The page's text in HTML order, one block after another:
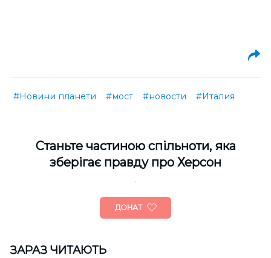
#Новини планети #мост #новости #Италия
Cтаньте частиною спільноти, яка
зберігає правду про Херсон
ДОНАТ
ЗАРАЗ ЧИТАЮТЬ